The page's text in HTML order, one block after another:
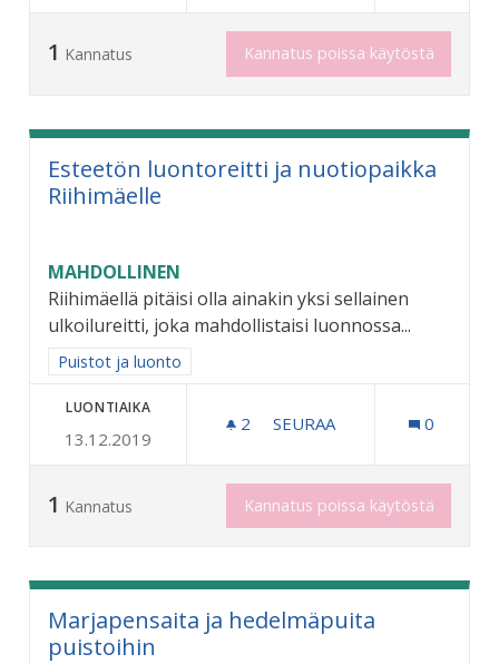
1 Kannatus Kannatus poissa käytöstä
Esteetön luontoreitti ja nuotiopaikka
Riihimäelle
MAHDOLLINEN
Riihimäellä pitäisi olla ainakin yksi sellainen
ulkoilureitti, joka mahdollistaisi luonnossa...
Rajaa tulokset aihepiirin mukaan: Puistot ja luonto
Puistot ja luonto
LUONTIAIKA
13.12.2019
2 2 SEURAAJAA
SEURAA 0
1 Kannatus Kannatus poissa käytöstä
Marjapensaita ja hedelmäpuita
puistoihin